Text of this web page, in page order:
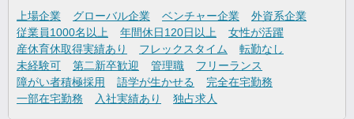
上場企業 グローバル企業 ベンチャー企業
外資系企業
従業員1000名以上
年間休日120日以上
女性が活躍
産休育休取得実績あり
フレックスタイム
転勤なし
未経験可
第二新卒歓迎 管理職
フリーランス
障がい者積極採用
語学が生かせる
完全在宅勤務
一部在宅勤務
入社実績あり 独占求人